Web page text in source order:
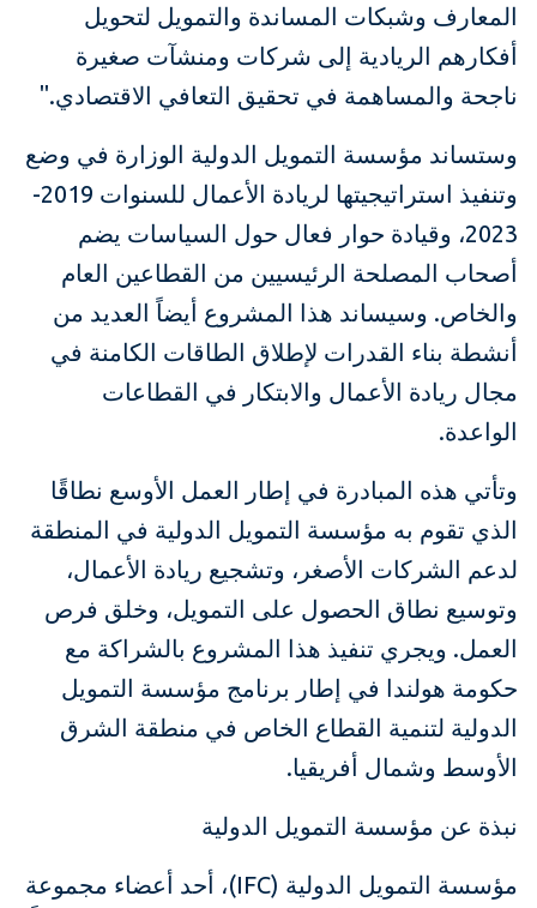
المعارف وشبكات المساندة والتمويل لتحويل
أفكارهم الريادية إلى شركات ومنشآت صغيرة
ناجحة والمساهمة في تحقيق التعافي الاقتصادي."
وستساند مؤسسة التمويل الدولية الوزارة في وضع
وتنفيذ استراتيجيتها لريادة الأعمال للسنوات 2019-
2023، وقيادة حوار فعال حول السياسات يضم
أصحاب المصلحة الرئيسيين من القطاعين العام
والخاص. وسيساند هذا المشروع أيضاً العديد من
أنشطة بناء القدرات لإطلاق الطاقات الكامنة في
مجال ريادة الأعمال والابتكار في القطاعات
الواعدة.
وتأتي هذه المبادرة في إطار العمل الأوسع نطاقًا
الذي تقوم به مؤسسة التمويل الدولية في المنطقة
لدعم الشركات الأصغر، وتشجيع ريادة الأعمال،
وتوسيع نطاق الحصول على التمويل، وخلق فرص
العمل. ويجري تنفيذ هذا المشروع بالشراكة مع
حكومة هولندا في إطار برنامج مؤسسة التمويل
الدولية لتنمية القطاع الخاص في منطقة الشرق
الأوسط وشمال أفريقيا.
نبذة عن مؤسسة التمويل الدولية
مؤسسة التمويل الدولية (IFC)، أحد أعضاء مجموعة